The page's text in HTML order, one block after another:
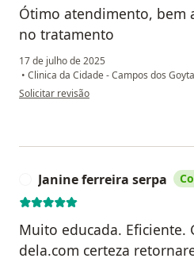
Ótimo atendimento, bem
no tratamento
17 de julho de 2025
• Clinica da Cidade - Campos dos
na opinião do utilizador Iderci Barreto
Solicitar revisão
Janine ferreira serpa
Muito educada. Eficiente.
dela.com certeza